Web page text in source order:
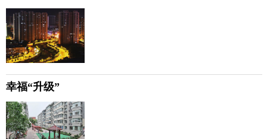
幸福“升级”